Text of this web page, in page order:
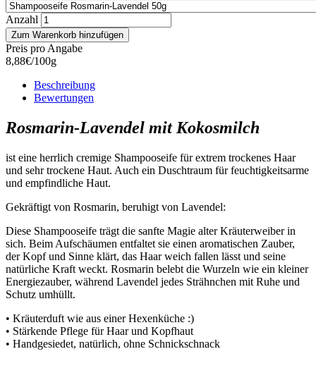
Anzahl
Preis pro Angabe
8,88€/100g
Beschreibung
Bewertungen
Rosmarin-Lavendel mit Kokosmilch
ist eine herrlich cremige Shampooseife für extrem trockenes Haar
und sehr trockene Haut. Auch ein Duschtraum für feuchtigkeitsarme
und empfindliche Haut.
Gekräftigt von Rosmarin, beruhigt von Lavendel:
Diese Shampooseife trägt die sanfte Magie alter Kräuterweiber in
sich. Beim Aufschäumen entfaltet sie einen aromatischen Zauber,
der Kopf und Sinne klärt, das Haar weich fallen lässt und seine
natürliche Kraft weckt. Rosmarin belebt die Wurzeln wie ein kleiner
Energiezauber, während Lavendel jedes Strähnchen mit Ruhe und
Schutz umhüllt.
• Kräuterduft wie aus einer Hexenküche :)
• Stärkende Pflege für Haar und Kopfhaut
• Handgesiedet, natürlich, ohne Schnickschnack